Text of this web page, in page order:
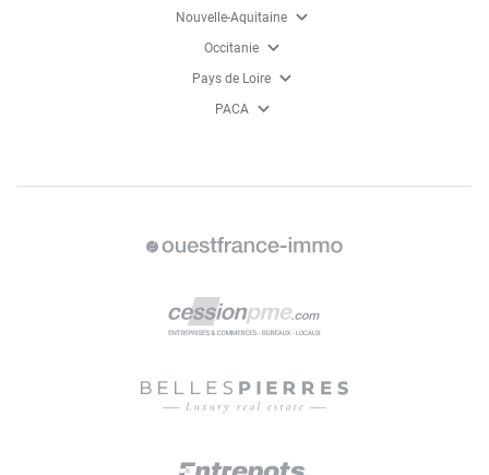
Nouvelle-Aquitaine expand_more
Occitanie expand_more
Pays de Loire expand_more
PACA expand_more